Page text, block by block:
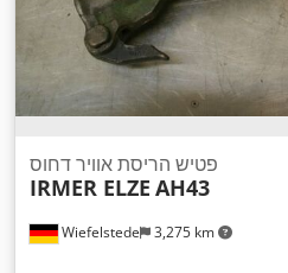
Wiefelstede 3,275 km
פטיש הריסת אוויר דחוס
IRMER ELZE AH43